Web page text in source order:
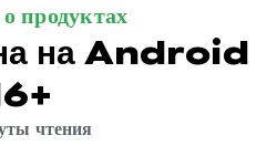
продуктах
на Android
чтения